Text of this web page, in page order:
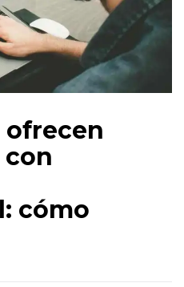
ofrecen
cómo